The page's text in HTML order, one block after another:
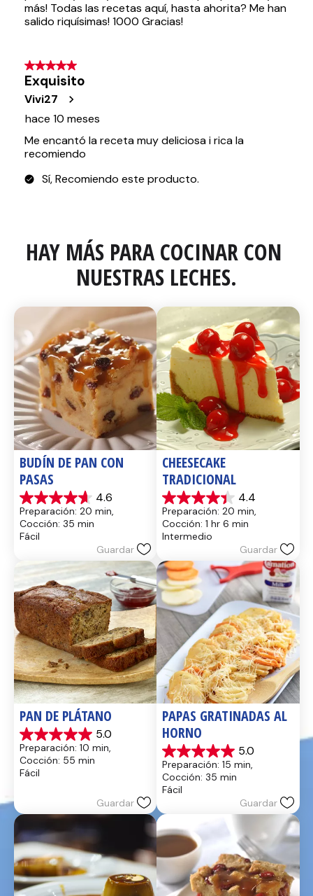
HAY MÁS PARA COCINAR CON
NUESTRAS LECHES.
BUDÍN DE PAN CON
PASAS
4.6
4.6
de
5
estrellas.
reseñas
Preparación: 20 min,
Cocción: 35 min
Fácil
Guardar
CHEESECAKE
TRADICIONAL
4.4
4.4
de
5
estrellas.
reseñas
Preparación: 20 min,
Cocción: 1 hr 6 min
Intermedio
Guardar
PAN DE PLÁTANO
5.0
5.0
de
5
estrellas.
Preparación: 10 min,
Cocción: 55 min
Fácil
Guardar
PAPAS GRATINADAS AL
HORNO
5.0
5.0
de
5
estrellas.
Preparación: 15 min,
Cocción: 35 min
Fácil
Guardar